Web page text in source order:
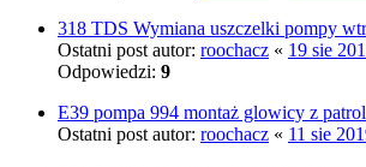
318 TDS Wymiana uszczelki pompy
Ostatni post autor: roochacz « 19 sie
Odpowiedzi: 9
E39 pompa 994 montaż glowicy z
Ostatni post autor: roochacz « 11 sie